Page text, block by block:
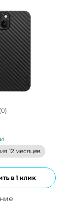
(0)
12 месяцев
в 1 клик